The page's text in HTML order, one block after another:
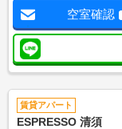
空室確認
賃貸アパート
ESPRESSO 清須